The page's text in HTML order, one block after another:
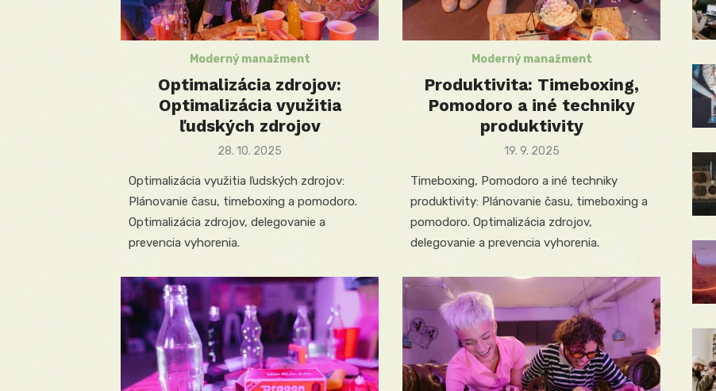
Moderný manažment
Optimalizácia zdrojov:
Optimalizácia využitia
ľudských zdrojov
Posted
28. 10. 2025
Optimalizácia využitia ľudských zdrojov:
Plánovanie času, timeboxing a pomodoro.
Optimalizácia zdrojov, delegovanie a
prevencia vyhorenia.
Moderný manažment
Produktivita: Timeboxing,
Pomodoro a iné techniky
produktivity
Posted
19. 9. 2025
Timeboxing, Pomodoro a iné techniky
produktivity: Plánovanie času, timeboxing a
pomodoro. Optimalizácia zdrojov,
delegovanie a prevencia vyhorenia.